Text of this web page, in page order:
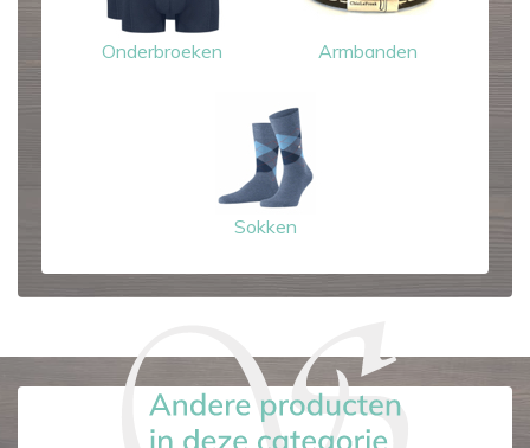
Onderbroeken Armbanden
Sokken